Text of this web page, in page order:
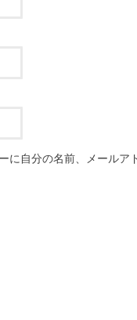
に自分の名前、メールア